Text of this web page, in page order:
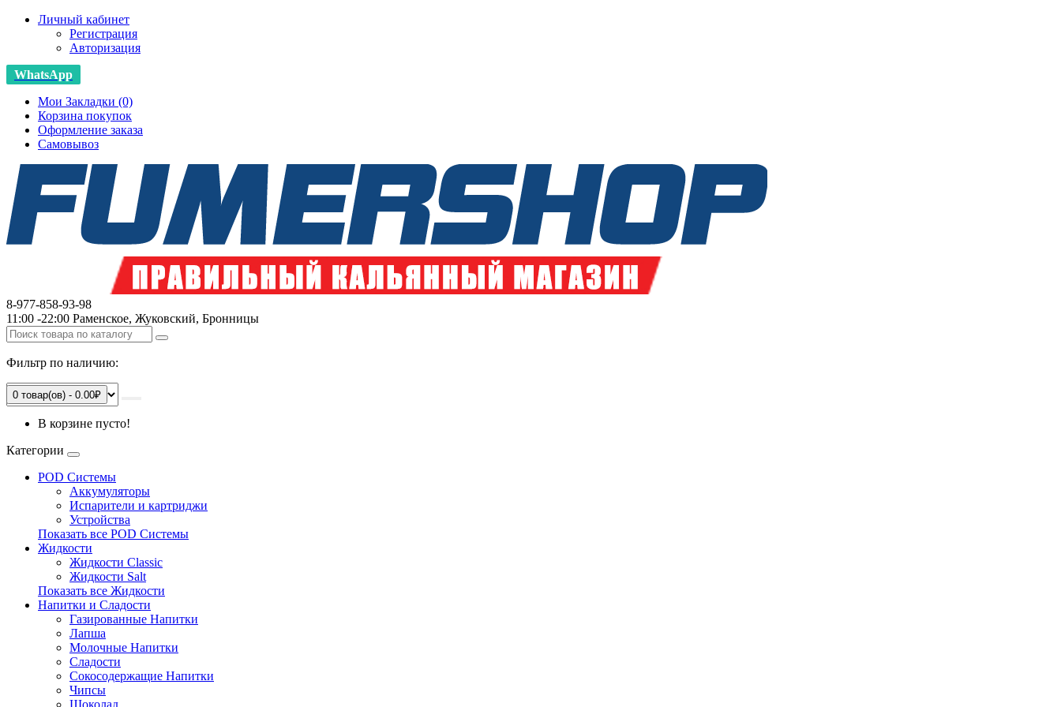
Личный кабинет
Регистрация
Авторизация
WhatsApp
Мои Закладки (0)
Корзина покупок
Оформление заказа
Самовывоз
8-977-858-93-98
11:00 -22:00 Раменское, Жуковский, Бронницы
Фильтр по наличию:
0 товар(ов) - 0.00₽
В корзине пусто!
Категории
POD Системы
Аккумуляторы
Испарители и картриджи
Устройства
Показать все POD Системы
Жидкости
Жидкости Classic
Жидкости Salt
Показать все Жидкости
Напитки и Сладости
Газированные Напитки
Лапша
Молочные Напитки
Сладости
Сокосодержащие Напитки
Чипсы
Шоколад